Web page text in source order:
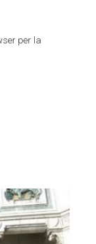
per la